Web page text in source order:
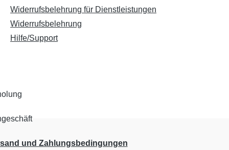
Widerrufsbelehrung für Dienstleistungen
Widerrufsbelehrung
Hilfe/Support
und Zahlungsbedingungen